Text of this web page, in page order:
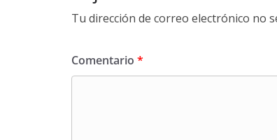
Tu dirección de correo electrónico no
Comentario *